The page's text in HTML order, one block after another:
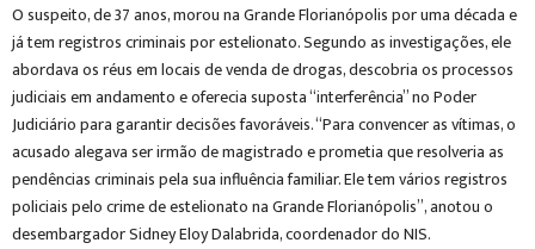
O suspeito, de 37 anos, morou na Grande Florianópolis por uma década e
já tem registros criminais por estelionato. Segundo as investigações, ele
abordava os réus em locais de venda de drogas, descobria os processos
judiciais em andamento e oferecia suposta “interferência” no Poder
Judiciário para garantir decisões favoráveis. “Para convencer as vítimas, o
acusado alegava ser irmão de magistrado e prometia que resolveria as
pendências criminais pela sua influência familiar. Ele tem vários registros
policiais pelo crime de estelionato na Grande Florianópolis”, anotou o
desembargador Sidney Eloy Dalabrida, coordenador do NIS.